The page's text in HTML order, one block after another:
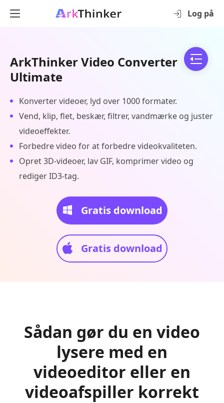
Log på
ArkThinker Video Converter
Ultimate
Konverter videoer, lyd over 1000 formater.
Vend, klip, flet, beskær, filtrer, vandmærke og juster
videoeffekter.
Forbedre video for at forbedre videokvaliteten.
Opret 3D-videoer, lav GIF, komprimer video og
rediger ID3-tag.
Gratis download
Gratis download
Sådan gør du en video
lysere med en
videoeditor eller en
videoafspiller korrekt